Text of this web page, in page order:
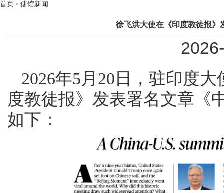
首页 > 使馆新闻
徐飞洪大使在《印度教徒报》
2026年5月20日，驻印度
度教徒报》发表署名文章《
如下：